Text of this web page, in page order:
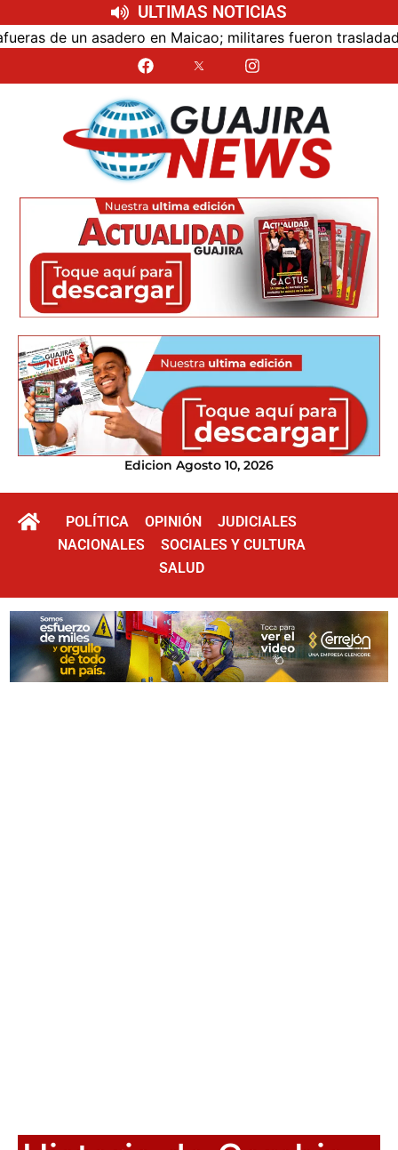
ULTIMAS NOTICIAS
un asadero en Maicao; militares fueron trasladados a
Edicion Agosto 10, 2026
POLÍTICA OPINIÓN
JUDICIALES
NACIONALES
SOCIALES Y CULTURA
SALUD